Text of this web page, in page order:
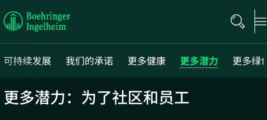
Boehringer
Ingelheim
可持续发展
我们的承诺 更多健康 更多潜力 更多绿
Next
更多潜力：为了社区和员工